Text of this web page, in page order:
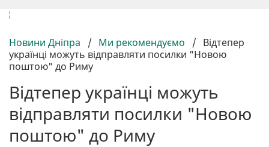
Новини Дніпра / Ми рекомендуємо / Відтепер
українці можуть відправляти посилки "Новою
поштою" до Риму
Відтепер українці можуть
відправляти посилки "Новою
поштою" до Риму